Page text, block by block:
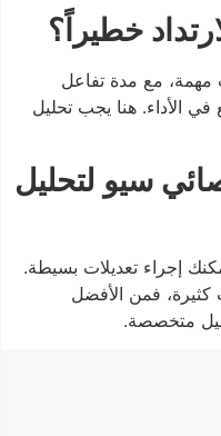
مع مدة تفاعل
الأداء. هنا يجب تحليل
سيو لتحليل
إجراء تعديلات بسيطة.
فمن الأفضل
متخصصة.